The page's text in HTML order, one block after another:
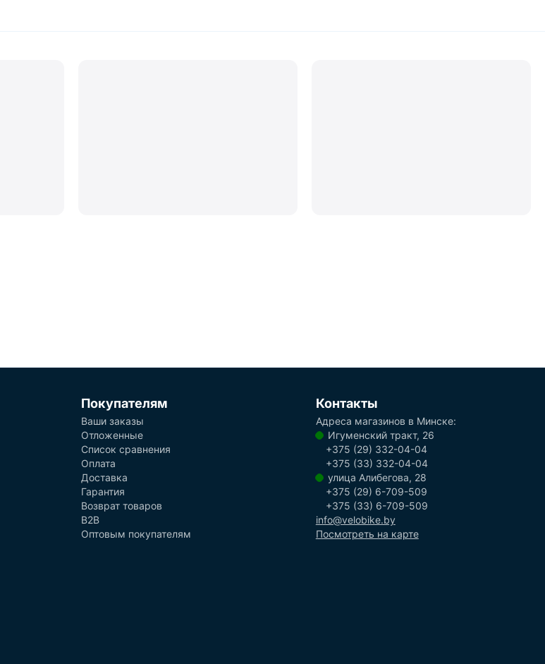
Покупателям
Ваши заказы
Отложенные
Список сравнения
Оплата
Доставка
Гарантия
Возврат товаров
B2B
Оптовым покупателям
Контакты
Адреса магазинов в Минске:
Игуменский тракт, 26
+375 (29) 332-04-04
+375 (33) 332-04-04
улица Алибегова, 28
+375 (29) 6-709-509
+375 (33) 6-709-509
info@velobike.by
Посмотреть на карте